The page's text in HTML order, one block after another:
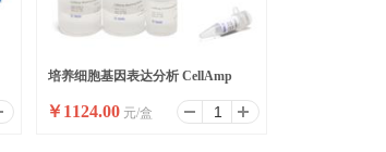
培养细胞基因表达分析 CellAmp
Direct RNA Prep Kit for RT-PCR
￥1124.00 元/盒